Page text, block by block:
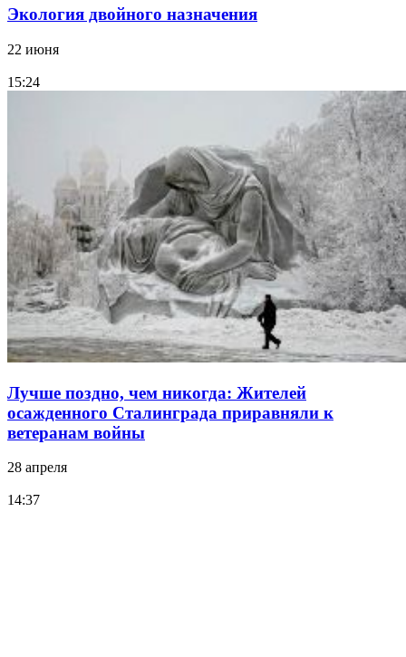
Экология двойного назначения
22 июня
15:24
Лучше поздно, чем никогда: Жителей
осажденного Сталинграда приравняли к
ветеранам войны
28 апреля
14:37